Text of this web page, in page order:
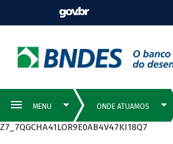
Z7_7QGCHA41LOR9E0AB4V47KI18Q7